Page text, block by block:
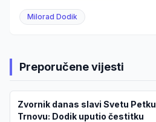
Milorad Dodik
Preporučene vijesti
Zvornik danas slavi Svetu Petku
Trnovu: Dodik uputio čestitku